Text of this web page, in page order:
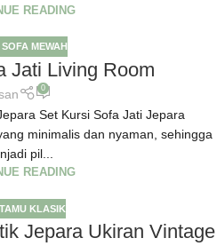
READING
MEWAH
Jati Living Room
0
Set Kursi Sofa Jati Jepara
minimalis dan nyaman, sehingga
pil...
READING
KLASIK
Jepara Ukiran Vintage